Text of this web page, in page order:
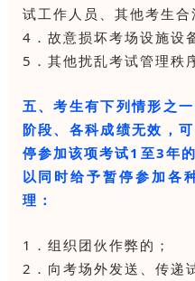
试工作人员、其他考生合
4．故意损坏考场设施设
5．其他扰乱考试管理秩
五、考生有下列情形之
阶段、各科成绩无效，
停参加该项考试1至3年
以同时给予暂停参加各
理：
1．组织团伙作弊的；
2．向考场外发送、传递